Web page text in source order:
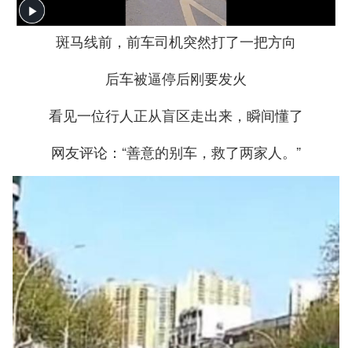
斑马线前，前车司机突然打了一把方向
后车被逼停后刚要发火
看见一位行人正从盲区走出来，瞬间懂了
网友评论：“善意的别车，救了两家人。”